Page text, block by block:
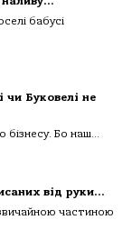
бабусі
чи Буковелі не
бізнесу. Бо наш...
від руки…
частиною